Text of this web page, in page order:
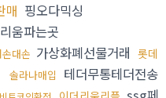
매 핑오다믹싱
움파는곳
대손 가상화폐선물거래 롯데
솔라나매입
테더무통테더전송